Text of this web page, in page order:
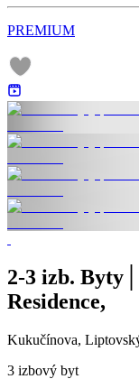
PREMIUM
2-3 izb.
Residence,
Kukučínova,
3 izbový byt